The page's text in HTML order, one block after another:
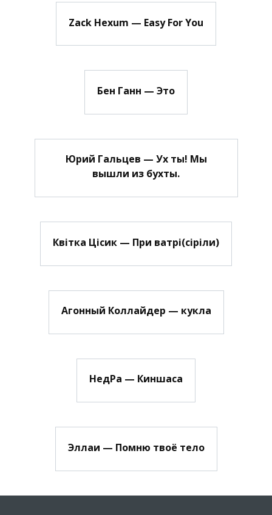
Zack Hexum — Easy For You
Бен Ганн — Это
Юрий Гальцев — Ух ты! Мы
вышли из бухты.
Квітка Цісик — При ватрі(сіріли)
Агонный Коллайдер — кукла
НедРа — Киншаса
Эллаи — Помню твоё тело